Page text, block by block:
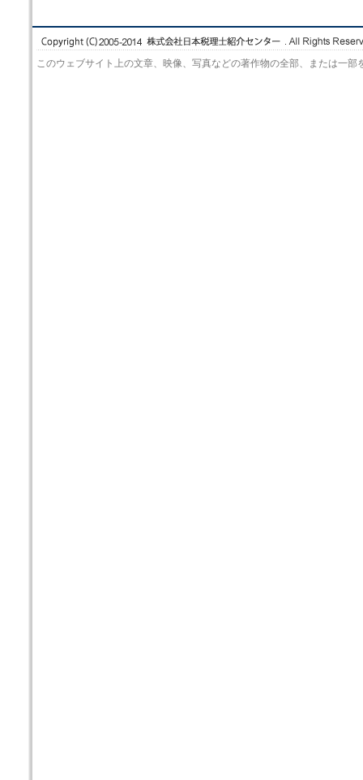
このウェブサイト上の文章、映像、写真などの著作物の全部、または一